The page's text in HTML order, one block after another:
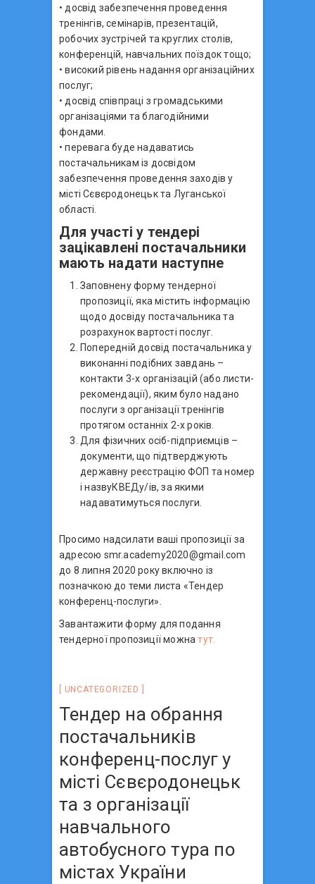
• досвід забезпечення проведення
тренінгів, семінарів, презентацій,
робочих зустрічей та круглих столів,
конференцій, навчальних поїздок тощо;
• високий рівень надання організаційних
послуг;
• досвід співпраці з громадськими
організаціями та благодійними
фондами.
• перевага буде надаватись
постачальникам із досвідом
забезпечення проведення заходів у
місті Сєвєродонецьк та Луганської
області.
Для участі у тендері
зацікавлені постачальники
мають надати наступне
Заповнену форму тендерної
пропозиції, яка містить інформацію
щодо досвіду постачальника та
розрахунок вартості послуг.
Попередній досвід постачальника у
виконанні подібних завдань –
контакти 3-х організацій (або листи-
рекомендації), яким було надано
послуги з організації тренінгів
протягом останніх 2-х років.
Для фізичних осіб-підприємців –
документи, що підтверджують
державну реєстрацію ФОП та номер
і назвуКВЕДу/ів, за якими
надаватимуться послуги.
Просимо надсилати ваші пропозиції за
адресою smr.academy2020@gmail.com
до 8 липня 2020 року включно із
позначкою до теми листа «Тендер
конференц-послуги».
Завантажити форму для подання
тендерної пропозиції можнатут.
UNCATEGORIZED
Тендер на обрання
постачальників
конференц-послуг у
місті Сєвєродонецьк
та з організації
навчального
автобусного тура по
містах України